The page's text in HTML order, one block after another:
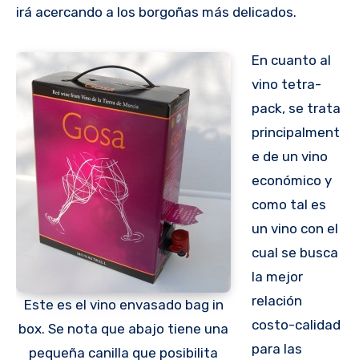
irá acercando a los borgoñas más delicados.
Este es el vino envasado bag in
box. Se nota que abajo tiene una
pequeña canilla que posibilita
En cuanto al
vino tetra-
pack, se trata
principalment
e de un vino
económico y
como tal es
un vino con el
cual se busca
la mejor
relación
costo-calidad
para las